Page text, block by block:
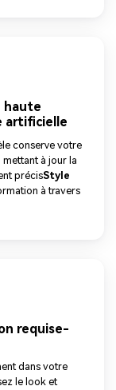
haute
artificielle
conserve votre
à jour la
précisStyle
à travers
requise-
dans votre
le look et